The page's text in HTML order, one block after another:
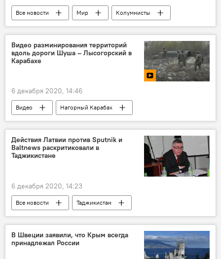
Все новости Мир
Колумнисты
Аналитика
Украина
Донбасс
Видео разминирования территорий
вдоль дороги Шуша – Лысогорский в
Карабахе
6 декабря 2020, 14:46
Видео
Нагорный Карабах
разминирование
Действия Латвии против Sputnik и
Baltnews раскритиковали в
Таджикистане
6 декабря 2020, 14:23
Все новости
Таджикистан
Общество
Латвия Sputnik
В Швеции заявили, что Крым всегда
принадлежал России